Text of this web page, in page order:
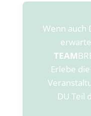
Wenn auch
TEAM
Erlebe
DU Teil